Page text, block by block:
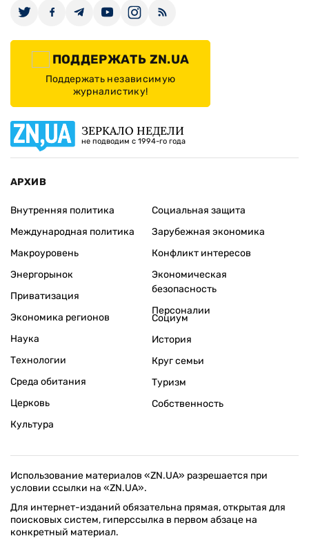
ПОДДЕРЖАТЬ ZN.UA
Поддержать независимую
журналистику!
ЗЕРКАЛО НЕДЕЛИ
не подводим с 1994-го года
АРХИВ
Внутренняя политика
Международная политика
Макроуровень
Энергорынок
Приватизация
Экономика регионов
Социальная защита
Зарубежная экономика
Конфликт интересов
Экономическая
безопасность
Персоналии
Наука
Технологии
Среда обитания
Церковь
Культура
Социум
История
Круг семьи
Туризм
Собственность
Использование материалов «ZN.UA» разрешается при
условии ссылки на «ZN.UA».
Для интернет-изданий обязательна прямая, открытая для
поисковых систем, гиперссылка в первом абзаце на
конкретный материал.